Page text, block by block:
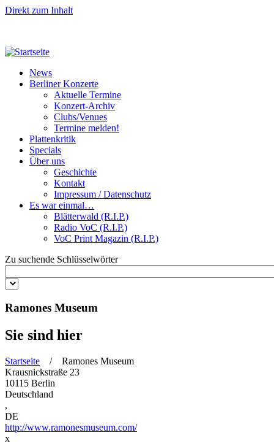
Direkt zum Inhalt
News
Berliner Konzerte
Aktuelle Termine
Konzert-Archiv
Clubs/Venues
Termine melden!
Plattenkritik
Specials
Über uns
Geschichte
Kontakt
Impressum / Datenschutz
Es war einmal…
Blätterwald (R.I.P.)
Radio VoC (R.I.P.)
VoC Print Magazin (R.I.P.)
Zu suchende Schlüsselwörter
Ramones Museum
Sie sind hier
Startseite / Ramones Museum
Krausnickstraße 23
10115 Berlin
Deutschland
,
DE
http://www.ramonesmuseum.com/
x